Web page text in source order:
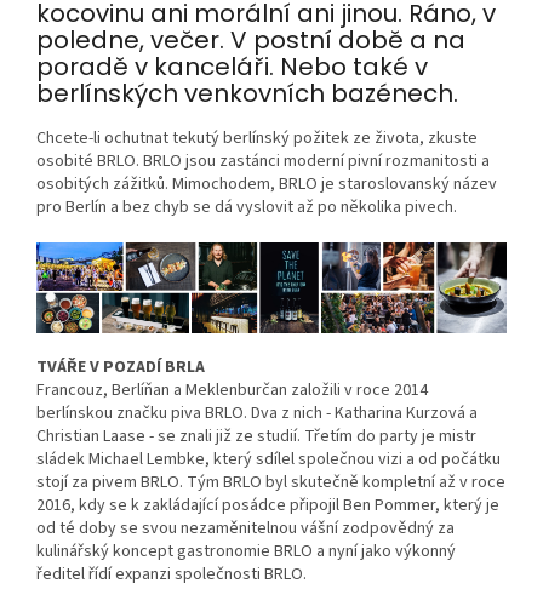
kocovinu ani morální ani jinou. Ráno, v
poledne, večer. V postní době a na
poradě v kanceláři. Nebo také v
berlínských venkovních bazénech.
Chcete-li ochutnat tekutý berlínský požitek ze života, zkuste
osobité BRLO. BRLO jsou zastánci moderní pivní rozmanitosti a
osobitých zážitků. Mimochodem, BRLO je staroslovanský název
pro Berlín a bez chyb se dá vyslovit až po několika pivech.
TVÁŘE V POZADÍ BRLA
Francouz, Berlíňan a Meklenburčan založili v roce 2014
berlínskou značku piva BRLO. Dva z nich - Katharina Kurzová a
Christian Laase - se znali již ze studií. Třetím do party je mistr
sládek Michael Lembke, který sdílel společnou vizi a od počátku
stojí za pivem BRLO. Tým BRLO byl skutečně kompletní až v roce
2016, kdy se k zakládající posádce připojil Ben Pommer, který je
od té doby se svou nezaměnitelnou vášní zodpovědný za
kulinářský koncept gastronomie BRLO a nyní jako výkonný
ředitel řídí expanzi společnosti BRLO.